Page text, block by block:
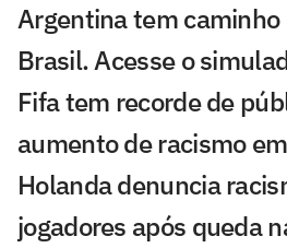
Argentina tem
Brasil. Acesse o
Fifa tem recorde de
aumento de racismo
Holanda denuncia
jogadores após queda